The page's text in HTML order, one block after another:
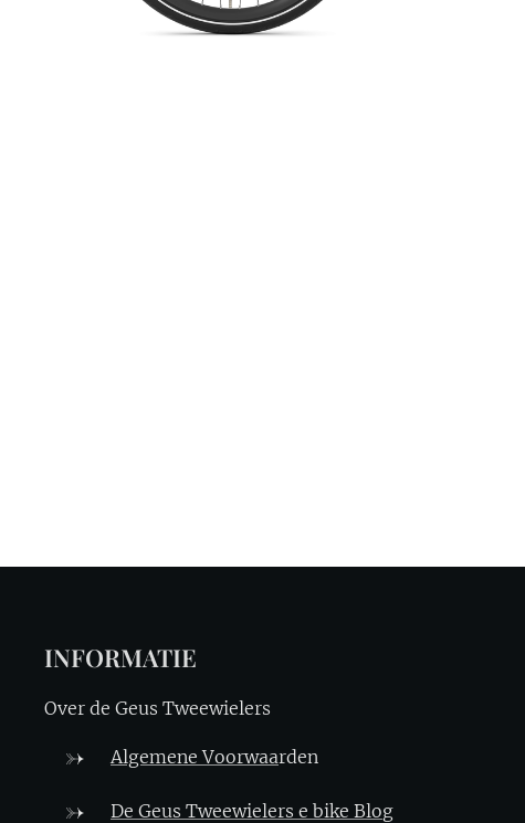
INFORMATIE
Over de Geus Tweewielers
Algemene Voorwaarden
De Geus Tweewielers e bike Blog